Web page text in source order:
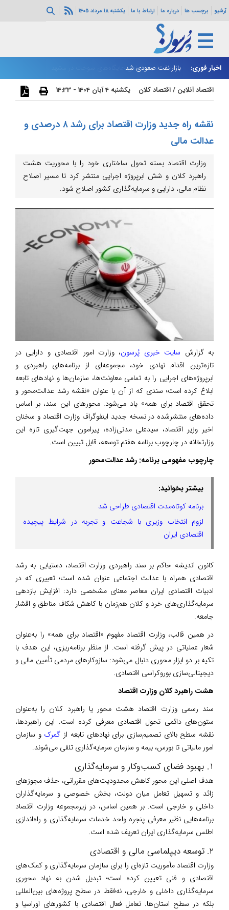
آرشیو برچسب ها درباره ما ارتباط با ما یکشنبه 18 مرداد 1405
اخبار فوری: بازار نفت صعودی شد
اقتصاد آنلاین /اقتصاد کلان یکشنبه 4 آبان 1404 - 14:33
نقشه راه جدید وزارت اقتصاد برای رشد ۸ درصدی و
عدالت مالی
وزارت اقتصاد بسته تحول ساختاری خود را با محوریت هشت
راهبرد کلان و شش ابرپروژه اجرایی منتشر کرد تا مسیر اصلاح
نظام مالی، دارایی و سرمایه‌گذاری کشور اصلاح شود.
به گزارش سایت خبری پُرسون، وزارت امور اقتصادی و دارایی در
تازه‌ترین اقدام نهادی خود، مجموعه‌ای از برنامه‌های راهبردی و
ابرپروژه‌های اجرایی را به تمامی معاونت‌ها، سازمان‌ها و نهادهای تابعه
ابلاغ کرده است؛ سندی که از آن با عنوان «نقشه رشد عدالت‌محور و
تحقق اقتصاد برای همه» یاد می‌شود. محورهای این سند، بر اساس
داده‌های منتشرشده در نسخه جدید اینفوگراف وزارت اقتصاد و سخنان
اخیر وزیر اقتصاد، سیدعلی مدنی‌زاده، پیرامون جهت‌گیری تازه این
وزارتخانه در چارچوب برنامه هفتم توسعه، قابل تبیین است.
چارچوب مفهومی برنامه: رشد عدالت‌محور
بیشتر بخوانید:
برنامه کوتاه‌مدت اقتصادی طراحی شد
لزوم انتخاب وزیری با شجاعت و تجربه در شرایط پیچیده
اقتصادی ایران
کانون اندیشه حاکم بر سند راهبردی وزارت اقتصاد، دستیابی به رشد
اقتصادی همراه با عدالت اجتماعی عنوان شده است؛ تعبیری که در
ادبیات اقتصادی ایران معاصر معنای مشخصی دارد: افزایش بازدهی
سرمایه‌گذاری‌های خرد و کلان هم‌زمان با کاهش شکاف مناطق و اقشار
جامعه.
در همین قالب، وزارت اقتصاد مفهوم «اقتصاد برای همه» را به‌عنوان
شعار عملیاتی در پیش گرفته است. از منظر برنامه‌ریزی، این هدف با
تکیه بر دو ابزار محوری دنبال می‌شود: سازوکارهای مردمی تأمین مالی و
دیجیتالی‌سازی بوروکراسی اقتصادی.
هشت راهبرد کلان وزارت اقتصاد
سند رسمی وزارت اقتصاد هشت محور یا راهبرد کلان را به‌عنوان
ستون‌های دائمی تحول اقتصادی معرفی کرده است. این راهبردها،
نقشه سطح بالای تصمیم‌سازی برای نهادهای تابعه از گمرک و سازمان
امور مالیاتی تا بورس، بیمه و سازمان سرمایه‌گذاری تلقی می‌شوند.
۱. بهبود فضای کسب‌وکار و سرمایه‌گذاری
هدف اصلی این محور کاهش محدودیت‌های مقرراتی، حذف مجوزهای
زائد و تسهیل تعامل میان دولت، بخش خصوصی و سرمایه‌گذاران
داخلی و خارجی است. بر همین اساس، در زیرمجموعه وزارت اقتصاد
برنامه‌هایی نظیر معرفی پنجره واحد خدمات سرمایه‌گذاری و راه‌اندازی
اطلس سرمایه‌گذاری ایران تعریف شده است.
۲. توسعه دیپلماسی مالی و اقتصادی
وزارت اقتصاد مأموریت تازه‌ای را برای سازمان سرمایه‌گذاری و کمک‌های
اقتصادی و فنی تعیین کرده است؛ تبدیل شدن به نهاد محوری
سرمایه‌گذاری داخلی و خارجی، نه‌فقط در سطح پروژه‌های بین‌المللی
بلکه در سطح استان‌ها. تعامل فعال اقتصادی با کشورهای اوراسیا و